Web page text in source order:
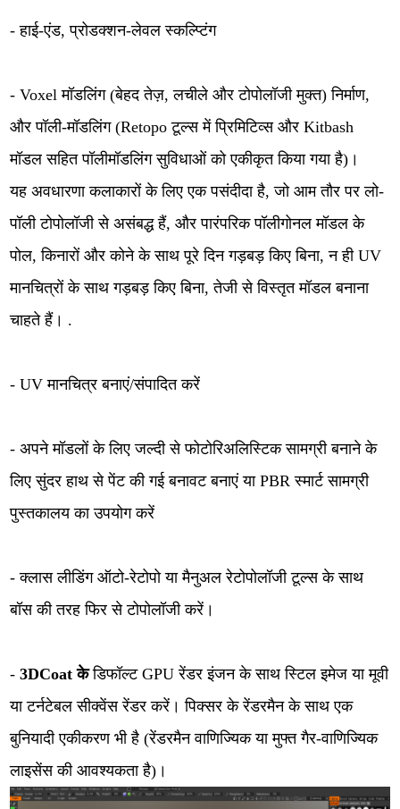
- हाई-एंड, प्रोडक्शन-लेवल स्कल्प्टिंग
- Voxel मॉडलिंग (बेहद तेज़, लचीले और टोपोलॉजी मुक्त) निर्माण,
और पॉली-मॉडलिंग (Retopo टूल्स में प्रिमिटिव्स और Kitbash
मॉडल सहित पॉलीमॉडलिंग सुविधाओं को एकीकृत किया गया है)।
यह अवधारणा कलाकारों के लिए एक पसंदीदा है, जो आम तौर पर लो-
पॉली टोपोलॉजी से असंबद्ध हैं, और पारंपरिक पॉलीगोनल मॉडल के
पोल, किनारों और कोने के साथ पूरे दिन गड़बड़ किए बिना, न ही UV
मानचित्रों के साथ गड़बड़ किए बिना, तेजी से विस्तृत मॉडल बनाना
चाहते हैं। .
- UV मानचित्र बनाएं/संपादित करें
- अपने मॉडलों के लिए जल्दी से फोटोरिअलिस्टिक सामग्री बनाने के
लिए सुंदर हाथ से पेंट की गई बनावट बनाएं या PBR स्मार्ट सामग्री
पुस्तकालय का उपयोग करें
- क्लास लीडिंग ऑटो-रेटोपो या मैनुअल रेटोपोलॉजी टूल्स के साथ
बॉस की तरह फिर से टोपोलॉजी करें।
-3DCoat केडिफॉल्ट GPU रेंडर इंजन के साथ स्टिल इमेज या मूवी
या टर्नटेबल सीक्वेंस रेंडर करें। पिक्सर के रेंडरमैन के साथ एक
बुनियादी एकीकरण भी है (रेंडरमैन वाणिज्यिक या मुफ्त गैर-वाणिज्यिक
लाइसेंस की आवश्यकता है)।